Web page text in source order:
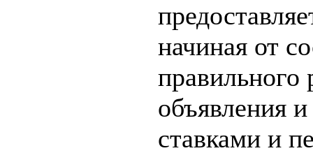
начиная от
правильного
объявления
ставками и